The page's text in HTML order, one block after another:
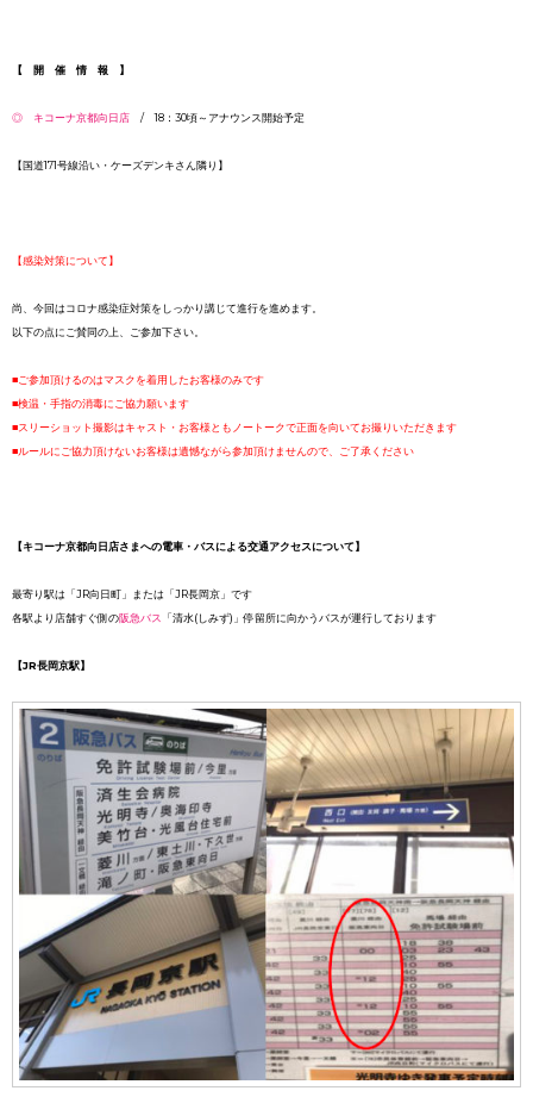
【 開 催 情 報 】
◎ キコーナ京都向日店 / 18：30頃～アナウンス開始予定
【国道171号線沿い・ケーズデンキさん隣り】
【感染対策について】
尚、今回はコロナ感染症対策をしっかり講じて進行を進めます。
以下の点にご賛同の上、ご参加下さい。
■ご参加頂けるのはマスクを着用したお客様のみです
■検温・手指の消毒にご協力願います
■スリーショット撮影はキャスト・お客様ともノートークで正面を向いてお撮りいただきます
■ルールにご協力頂けないお客様は遺憾ながら参加頂けませんので、ご了承ください
【キコーナ京都向日店さまへの電車・バスによる交通アクセスについて】
最寄り駅は「JR向日町」または「JR長岡京」です
各駅より店舗すぐ側の阪急バス 「清水(しみず)」停留所に向かうバスが運行しております
【JR長岡京駅】